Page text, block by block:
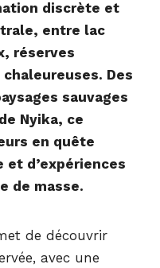
discrète et
entre lac
réserves
Des
sauvages
Nyika, ce
en quête
d’expériences
de masse.
de découvrir
avec une